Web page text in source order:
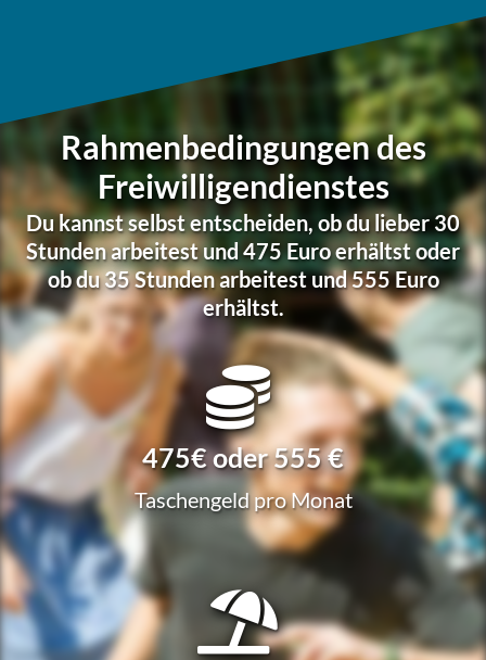
Rahmenbedingungen des
Freiwilligendienstes
Du kannst selbst ent­schei­den, ob du lieber 30
Stunden arbei­test und 475 Euro erhältst oder
ob du 35 Stunden arbei­test und 555 Euro
erhältst.
475€ oder 555 €
Taschen­geld pro Monat